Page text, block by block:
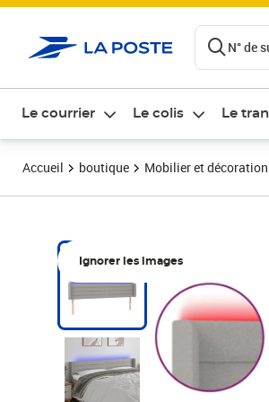
N° de
Le courrier Le colis Le
Accueil boutique Mobilier et décoration
Ignorer les images